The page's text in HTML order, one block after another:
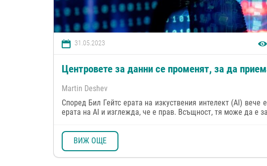
31.05.2023
Центровете за данни се променят, за да
Martin Deshev
Според Бил Гейтс ерата на изкуствения интелект (AI)
ерата на AI и изглежда, че е прав. Всъщност, тя може да е
ВИЖ ОЩЕ